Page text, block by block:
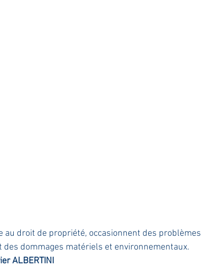
droit de propriété, occasionnent des problèmes
dommages matériels et environnementaux.
ALBERTINI